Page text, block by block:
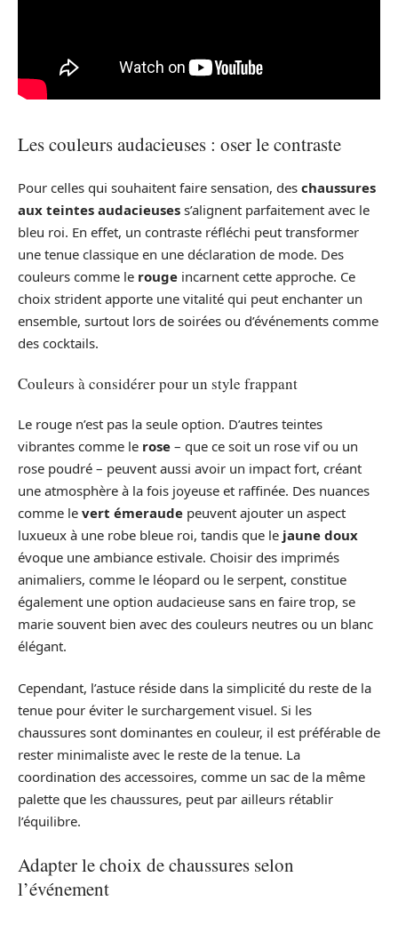
Les couleurs audacieuses : oser le contraste
Pour celles qui souhaitent faire sensation, des chaussures
aux teintes audacieuses s’alignent parfaitement avec le
bleu roi. En effet, un contraste réfléchi peut transformer
une tenue classique en une déclaration de mode. Des
couleurs comme le rouge incarnent cette approche. Ce
choix strident apporte une vitalité qui peut enchanter un
ensemble, surtout lors de soirées ou d’événements comme
des cocktails.
Couleurs à considérer pour un style frappant
Le rouge n’est pas la seule option. D’autres teintes
vibrantes comme le rose – que ce soit un rose vif ou un
rose poudré – peuvent aussi avoir un impact fort, créant
une atmosphère à la fois joyeuse et raffinée. Des nuances
comme le vert émeraude peuvent ajouter un aspect
luxueux à une robe bleue roi, tandis que le jaune doux
évoque une ambiance estivale. Choisir des imprimés
animaliers, comme le léopard ou le serpent, constitue
également une option audacieuse sans en faire trop, se
marie souvent bien avec des couleurs neutres ou un blanc
élégant.
Cependant, l’astuce réside dans la simplicité du reste de la
tenue pour éviter le surchargement visuel. Si les
chaussures sont dominantes en couleur, il est préférable de
rester minimaliste avec le reste de la tenue. La
coordination des accessoires, comme un sac de la même
palette que les chaussures, peut par ailleurs rétablir
l’équilibre.
Adapter le choix de chaussures selon
l’événement